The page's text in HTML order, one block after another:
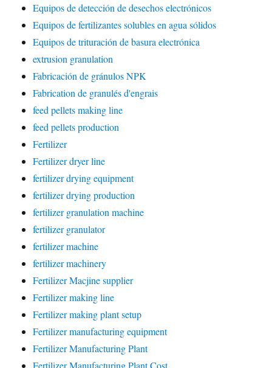
Equipos de detección de desechos electrónicos
Equipos de fertilizantes solubles en agua sólidos
Equipos de trituración de basura electrónica
extrusion granulation
Fabricación de gránulos NPK
Fabrication de granulés d'engrais
feed pellets making line
feed pellets production
Fertilizer
Fertilizer dryer line
fertilizer drying equipment
fertilizer drying production
fertilizer granulation machine
fertilizer granulator
fertilizer machine
fertilizer machinery
Fertilizer Macjine supplier
Fertilizer making line
Fertilizer making plant setup
Fertilizer manufacturing equipment
Fertilizer Manufacturing Plant
Fertilizer Manufacturing Plant Cost